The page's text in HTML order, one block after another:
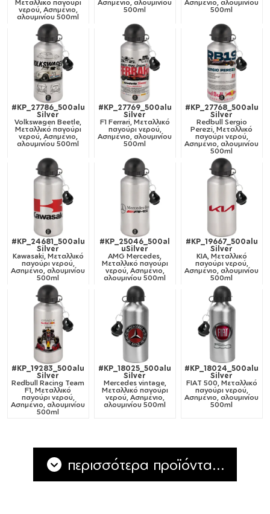
Μεταλλικό παγούρι
νερού, Ασημένιο,
αλουμινίου 500ml
Ασημένιο, αλουμινίου
500ml
Ασημένιο, αλουμινίου
500ml
#KP_27786_500alu
Silver
Volkswagen Beetle,
Μεταλλικό παγούρι
νερού, Ασημένιο,
αλουμινίου 500ml
#KP_27769_500alu
Silver
F1 Ferrari, Μεταλλικό
παγούρι νερού,
Ασημένιο, αλουμινίου
500ml
#KP_27768_500alu
Silver
Redbull Sergio
Perezi, Μεταλλικό
παγούρι νερού,
Ασημένιο, αλουμινίου
500ml
#KP_24681_500alu
Silver
Kawasaki, Μεταλλικό
παγούρι νερού,
Ασημένιο, αλουμινίου
500ml
#KP_25046_500al
uSilver
AMG Mercedes,
Μεταλλικό παγούρι
νερού, Ασημένιο,
αλουμινίου 500ml
#KP_19667_500alu
Silver
KIA, Μεταλλικό
παγούρι νερού,
Ασημένιο, αλουμινίου
500ml
#KP_19283_500alu
Silver
Redbull Racing Team
F1, Μεταλλικό
παγούρι νερού,
Ασημένιο, αλουμινίου
500ml
#KP_18025_500alu
Silver
Mercedes vintage,
Μεταλλικό παγούρι
νερού, Ασημένιο,
αλουμινίου 500ml
#KP_18024_500alu
Silver
FIAT 500, Μεταλλικό
παγούρι νερού,
Ασημένιο, αλουμινίου
500ml
περισσότερα προϊόντα...